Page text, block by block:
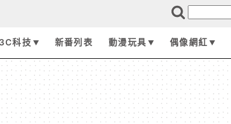
科技 新番列表 動漫玩具 偶像網紅